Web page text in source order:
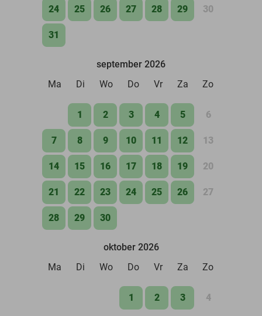
24 25 26 27 28 29 30
31
september 2026
Ma
Di Wo Do Vr Za Zo
1 2 3 4 5 6
7 8 9 10 11 12 13
14 15 16 17 18 19 20
21 22 23 24 25 26 27
28 29 30
oktober 2026
Ma
Di Wo Do Vr Za Zo
1 2 3 4